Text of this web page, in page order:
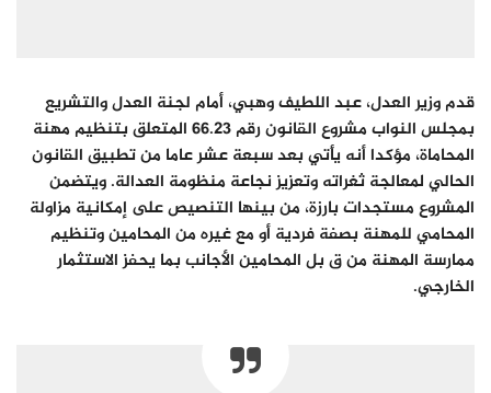
قدم وزير العدل، عبد اللطيف وهبي، أمام لجنة العدل والتشريع
بمجلس النواب مشروع القانون رقم 66.23 المتعلق بتنظيم مهنة
المحاماة، مؤكدا أنه يأتي بعد سبعة عشر عاما من تطبيق القانون
الحالي لمعالجة ثغراته وتعزيز نجاعة منظومة العدالة. ويتضمن
المشروع مستجدات بارزة، من بينها التنصيص على إمكانية مزاولة
المحامي للمهنة بصفة فردية أو مع غيره من المحامين وتنظيم
ممارسة المهنة من ق بل المحامين الأجانب بما يحفز الاستثمار
الخارجي.